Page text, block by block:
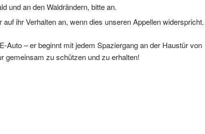
und an den Waldrändern, bitte an.
ihr Verhalten an, wenn dies unseren Appellen widerspricht.
Auto – er beginnt mit jedem Spaziergang an der Haustür von
gemeinsam zu schützen und zu erhalten!